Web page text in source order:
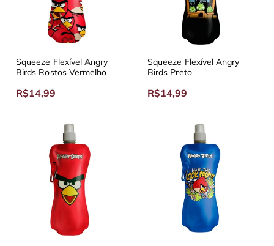
Squeeze Flexível Angry
Birds Rostos Vermelho
R$14,99
Squeeze Flexível Angry
Birds Preto
R$14,99